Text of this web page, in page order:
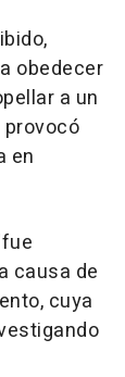
obedecer
a un
provocó
en
causa de
cuya